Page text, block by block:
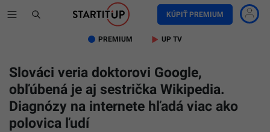
KÚPIŤ PREMIUM
PREMIUM UP TV
Slováci veria doktorovi Google,
obľúbená je aj sestrička Wikipedia.
Diagnózy na internete hľadá viac ako
polovica ľudí